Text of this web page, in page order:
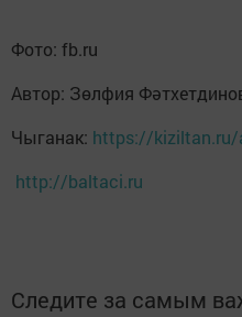
Фото: fb.ru
Автор: Зөлфия
Чыганак: https://
http://baltaci.ru
Следите за самым